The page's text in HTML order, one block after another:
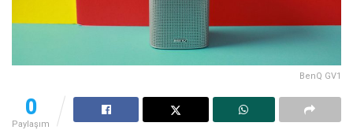
BenQ GV1
0
Paylaşım